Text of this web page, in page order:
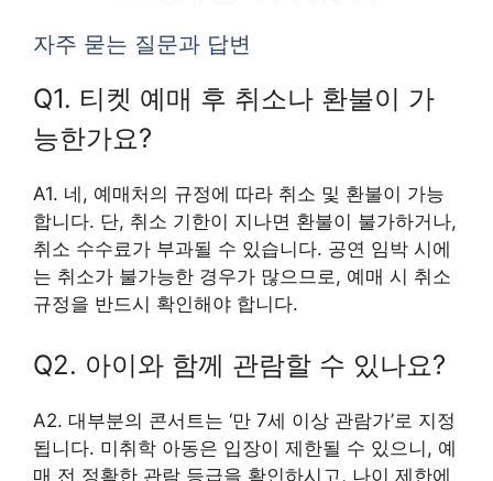
자주 묻는 질문과 답변
Q1. 티켓 예매 후 취소나 환불이 가
능한가요?
A1. 네, 예매처의 규정에 따라 취소 및 환불이 가능
합니다. 단, 취소 기한이 지나면 환불이 불가하거나,
취소 수수료가 부과될 수 있습니다. 공연 임박 시에
는 취소가 불가능한 경우가 많으므로, 예매 시 취소
규정을 반드시 확인해야 합니다.
Q2. 아이와 함께 관람할 수 있나요?
A2. 대부분의 콘서트는 ‘만 7세 이상 관람가’로 지정
됩니다. 미취학 아동은 입장이 제한될 수 있으니, 예
매 전 정확한 관람 등급을 확인하시고, 나이 제한에